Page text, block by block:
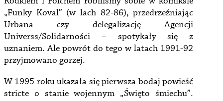
„Funky Koval” (w lach 82-86), przedrzeźniając
Urbana czy delegalizację Agencji
Universs/Solidarności – spotykały się z
uznaniem. Ale powrót do tego w latach 1991-92
przyjmowano gorzej.
W 1995 roku ukazała się pierwsza bodaj powieść
stricte o stanie wojennym „Święto śmiechu”.